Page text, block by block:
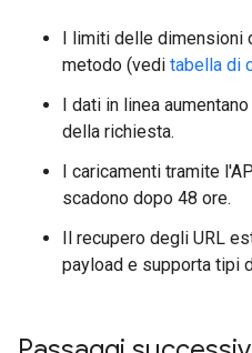
I limiti delle dimensioni
metodo (vedi tabella di
I dati in linea
della richiesta.
I caricamenti tramite
scadono dopo 48 ore.
Il recupero degli URL
payload e supporta tipi